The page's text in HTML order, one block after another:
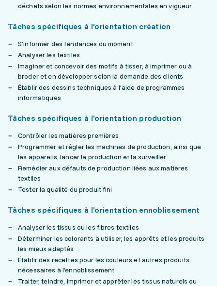
déchets selon les normes environnementales en vigueur
Tâches spécifiques à l'orientation création
S'informer des tendances du moment
Analyser les textiles
Imaginer et concevoir des motifs à tisser, à imprimer ou à
broder et en développer selon la demande des clients
Établir des dessins techniques à l'aide de programmes
informatiques
Tâches spécifiques à l'orientation production
Contrôler les matières premières
Programmer et régler les machines de production, ainsi que
les appareils, lancer la production et la surveiller
Remédier aux défauts de production liées aux matières
textiles
Tester la qualité du produit fini
Tâches spécifiques à l'orientation ennoblissement
Analyser les tissus ou les fibres textiles
Déterminer les colorants à utiliser, les apprêts et les produits
les mieux adaptés
Établir des recettes pour les couleurs et autres produits
nécessaires à l’ennoblissement
Traiter, teindre, imprimer et apprêter les tissus naturels ou